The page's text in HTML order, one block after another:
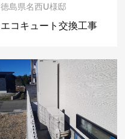
徳島県名西U様邸
エコキュート交換工事